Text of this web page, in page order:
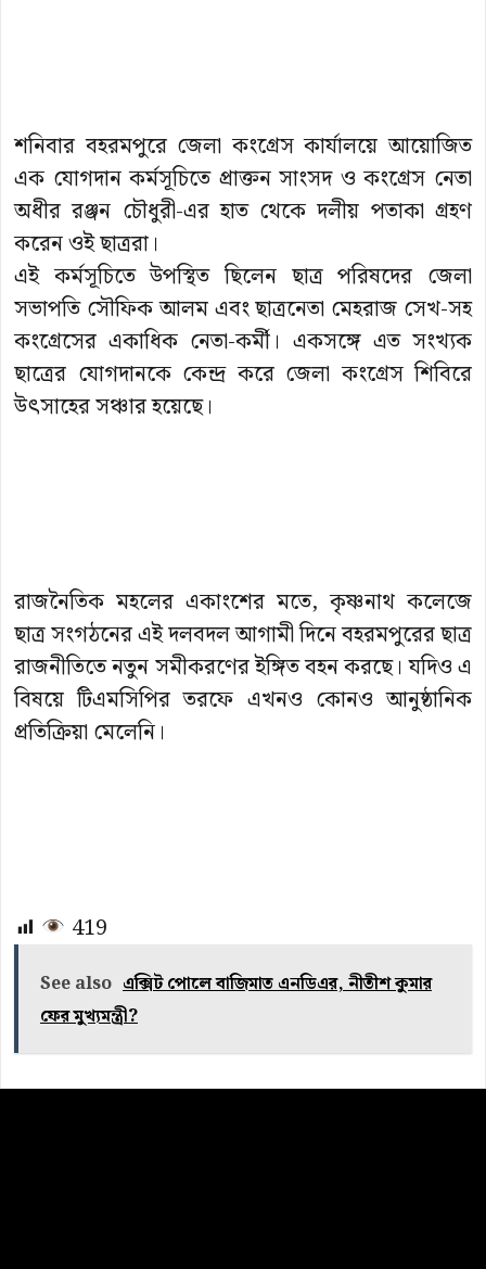
শনিবার বহরমপুরে জেলা কংগ্রেস কার্যালয়ে আয়োজিত
এক যোগদান কর্মসূচিতে প্রাক্তন সাংসদ ও কংগ্রেস নেতা
অধীর রঞ্জন চৌধুরী-এর হাত থেকে দলীয় পতাকা গ্রহণ
করেন ওই ছাত্ররা।
এই কর্মসূচিতে উপস্থিত ছিলেন ছাত্র পরিষদের জেলা
সভাপতি সৌফিক আলম এবং ছাত্রনেতা মেহরাজ সেখ-সহ
কংগ্রেসের একাধিক নেতা-কর্মী। একসঙ্গে এত সংখ্যক
ছাত্রের যোগদানকে কেন্দ্র করে জেলা কংগ্রেস শিবিরে
উৎসাহের সঞ্চার হয়েছে।
রাজনৈতিক মহলের একাংশের মতে, কৃষ্ণনাথ কলেজে
ছাত্র সংগঠনের এই দলবদল আগামী দিনে বহরমপুরের ছাত্র
রাজনীতিতে নতুন সমীকরণের ইঙ্গিত বহন করছে। যদিও এ
বিষয়ে টিএমসিপির তরফে এখনও কোনও আনুষ্ঠানিক
প্রতিক্রিয়া মেলেনি।
419
See also এক্সিট পোলে বাজিমাত এনডিএর, নীতীশ কুমার
ফের মুখ্যমন্ত্রী?